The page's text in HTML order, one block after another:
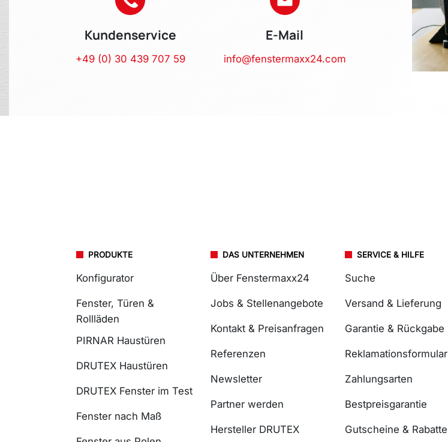
Kundenservice
+49 (0) 30 439 707 59
E-Mail
info@fenstermaxx24.com
PRODUKTE
Konfigurator
Fenster, Türen &
Rollläden
PIRNAR Haustüren
DRUTEX Haustüren
DRUTEX Fenster im Test
Fenster nach Maß
DAS UNTERNEHMEN
Über Fenstermaxx24
Jobs & Stellenangebote
Kontakt & Preisanfragen
Referenzen
Newsletter
Partner werden
Hersteller DRUTEX
SERVICE & HILFE
Suche
Versand & Lieferung
Garantie & Rückgabe
Reklamationsformular
Zahlungsarten
Bestpreisgarantie
Gutscheine & Rabatte